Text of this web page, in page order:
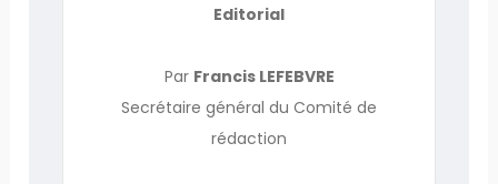
Editorial
Par Francis LEFEBVRE
Secrétaire général du Comité de
rédaction